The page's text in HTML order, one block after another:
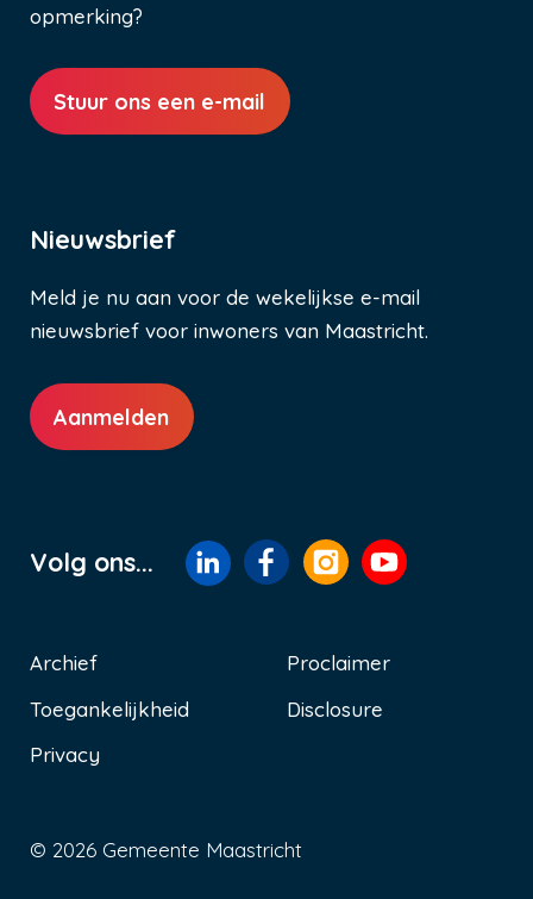
opmerking?
Stuur ons een e-mail
Nieuwsbrief
Meld je nu aan voor de wekelijkse e-mail
nieuwsbrief voor inwoners van Maastricht.
Aanmelden
Volg ons...
Voet
Archief
Toegankelijkheid
Privacy
Proclaimer
Disclosure
© 2026 Gemeente Maastricht